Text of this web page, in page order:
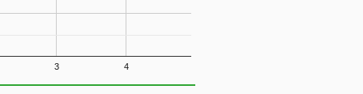
3 4